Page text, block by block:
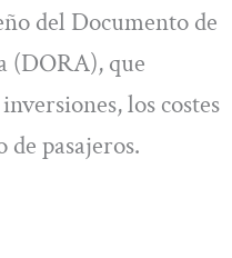
del Documento de
(DORA), que
los costes
de pasajeros.